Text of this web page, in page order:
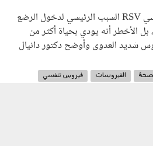
يعد الفيروس المخلوي التنفسي RSV السبب الرئيسي لدخول الرضع
الأخطر أنه يودي بحياة أكثر من
فيروس شديد العدوى وأوضح دكتور دانيال
الفيروسات
فيروس تنفسي